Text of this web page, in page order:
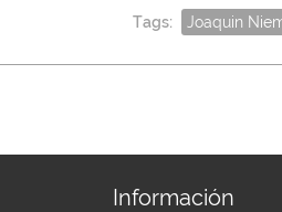
Tags: Joaquin
Información